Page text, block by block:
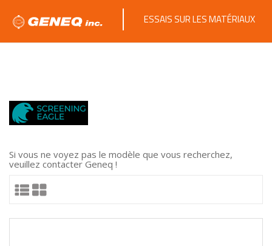
ESSAIS SUR LES MATÉRIAUX
Si vous ne voyez pas le modèle que vous recherchez,
veuillez contacter Geneq !